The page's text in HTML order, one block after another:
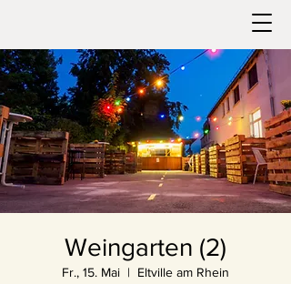
Weingarten (2)
Fr., 15. Mai
  |
Eltville am Rhein